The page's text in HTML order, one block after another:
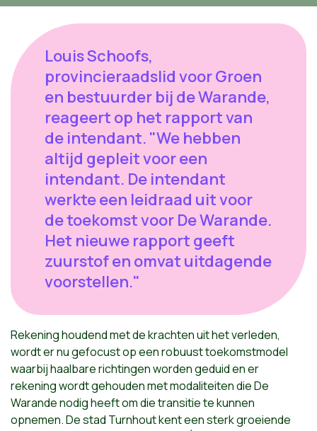
Louis Schoofs,
provincieraadslid voor Groen
en bestuurder bij de Warande,
reageert op het rapport van
de intendant. "We hebben
altijd gepleit voor een
intendant. De intendant
werkte een leidraad uit voor
de toekomst voor De Warande.
Het nieuwe rapport geeft
zuurstof en omvat uitdagende
voorstellen."
Rekening houdend met de krachten uit het verleden,
wordt er nu gefocust op een robuust toekomstmodel
waarbij haalbare richtingen worden geduid en er
rekening wordt gehouden met modaliteiten die De
Warande nodig heeft om die transitie te kunnen
opnemen. De stad Turnhout kent een sterk groeiende